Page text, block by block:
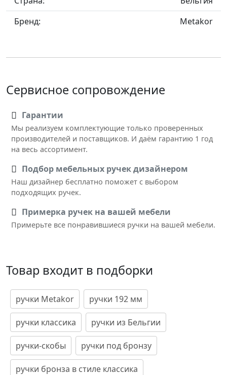
Бренд:
Metakor
Сервисное сопровождение
Гарантии
Мы реализуем комплектующие только проверенных
производителей и поставщиков. И даём гарантию 1 год
на весь ассортимент.
Подбор мебельных ручек дизайнером
Наш дизайнер бесплатно поможет с выбором
подходящих ручек.
Примерка ручек на вашей мебели
Примерьте все понравившиеся ручки на вашей мебели.
Товар входит в подборки
ручки Metakor ручки 192 мм
ручки классика ручки из Бельгии
ручки-скобы ручки под бронзу
ручки бронза в стиле классика